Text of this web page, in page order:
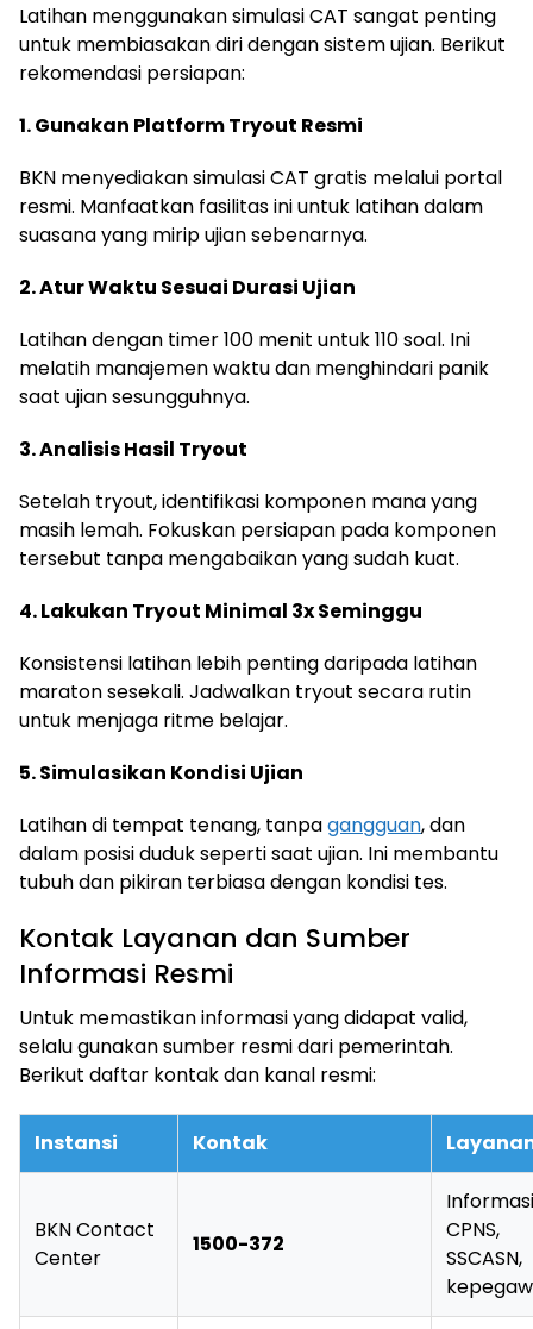
Latihan menggunakan simulasi CAT sangat penting
untuk membiasakan diri dengan sistem ujian. Berikut
rekomendasi persiapan:
1. Gunakan Platform Tryout Resmi
BKN menyediakan simulasi CAT gratis melalui portal
resmi. Manfaatkan fasilitas ini untuk latihan dalam
suasana yang mirip ujian sebenarnya.
2. Atur Waktu Sesuai Durasi Ujian
Latihan dengan timer 100 menit untuk 110 soal. Ini
melatih manajemen waktu dan menghindari panik
saat ujian sesungguhnya.
3. Analisis Hasil Tryout
Setelah tryout, identifikasi komponen mana yang
masih lemah. Fokuskan persiapan pada komponen
tersebut tanpa mengabaikan yang sudah kuat.
4. Lakukan Tryout Minimal 3x Seminggu
Konsistensi latihan lebih penting daripada latihan
maraton sesekali. Jadwalkan tryout secara rutin
untuk menjaga ritme belajar.
5. Simulasikan Kondisi Ujian
Latihan di tempat tenang, tanpagangguan, dan
dalam posisi duduk seperti saat ujian. Ini membantu
tubuh dan pikiran terbiasa dengan kondisi tes.
Kontak Layanan dan Sumber
Informasi Resmi
Untuk memastikan informasi yang didapat valid,
selalu gunakan sumber resmi dari pemerintah.
Berikut daftar kontak dan kanal resmi:
Instansi Kontak
BKN Contact
Center
1500-372
Informasi
CPNS,
SSCASN,